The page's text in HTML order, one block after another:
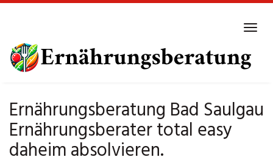
main
content
Ernährungsberatung Bad Saulgau
Ernährungsberater total easy
daheim absolvieren.